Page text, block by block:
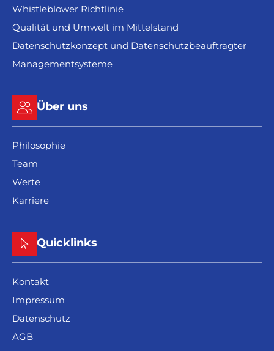
Whistleblower Richtlinie
Qualität und Umwelt im Mittelstand
Datenschutzkonzept und Datenschutzbeauftragter
Managementsysteme
Über uns
Philosophie
Team
Werte
Karriere
Quicklinks
Kontakt
Impressum
Datenschutz
AGB